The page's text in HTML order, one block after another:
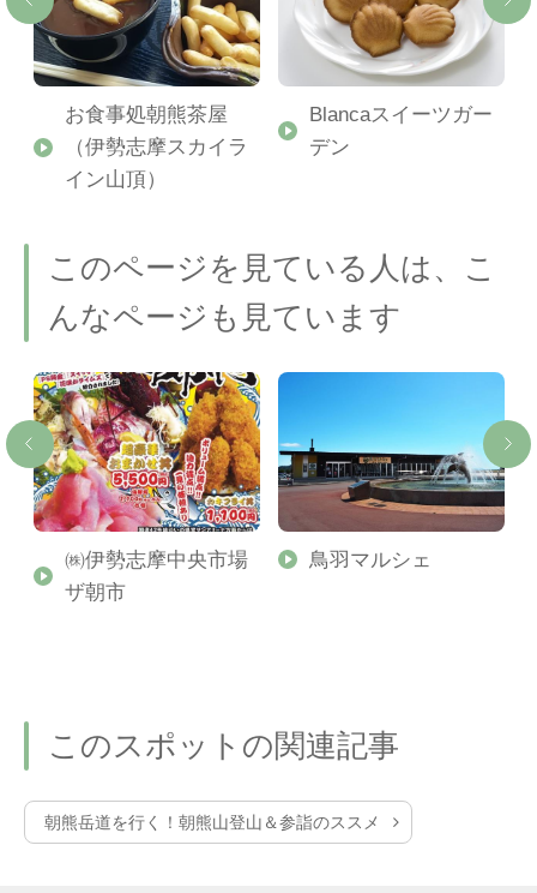
お食事処朝熊茶屋
（伊勢志摩スカイラ
イン山頂）
Blancaスイーツガー
デン
このページを見ている人は、こ
んなページも見ています
㈱伊勢志摩中央市場
ザ朝市
鳥羽マルシェ
このスポットの関連記事
朝熊岳道を行く！朝熊山登山＆参詣のススメ